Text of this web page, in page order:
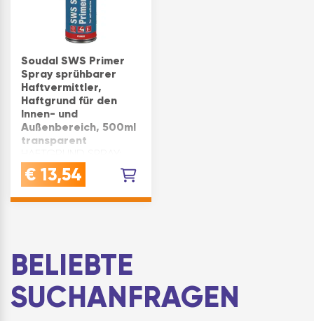
Soudal SWS Primer
Spray sprühbarer
Haftvermittler,
Haftgrund für den
Innen- und
Außenbereich, 500ml
transparent
Sprübarer
Haftvermittler zur
Bauuntergründen wie
Verarbeitung von
Soudal SWS und
Soudatape
Fensterbändern …
€ 13,54
BELIEBTE
SUCHANFRAGEN